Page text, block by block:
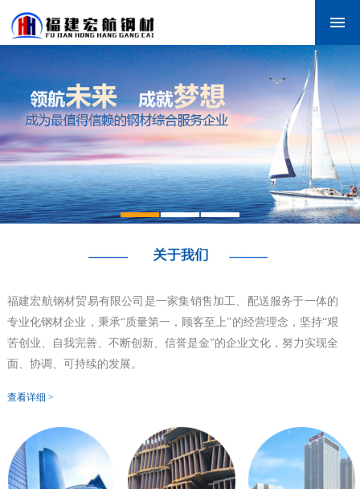
福建宏航钢材贸易有限公司是一家集销售加工、配送服务于一体的
专业化钢材企业，秉承“质量第一，顾客至上”的经营理念，坚持“艰
苦创业、自我完善、不断创新、信誉是金”的企业文化，努力实现全
面、协调、可持续的发展。
查看详细 >